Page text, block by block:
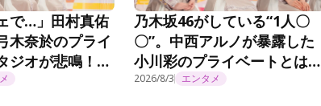
で…」田村真佑
木奈於のプライ
ジオが悲鳴！？
延長中』#570
乃木坂46がしている“1人〇
〇”。中西アルノが暴露した
小川彩のプライベートとは…
『乃木坂工事延長中』#570
2026/8/3 エンタメ